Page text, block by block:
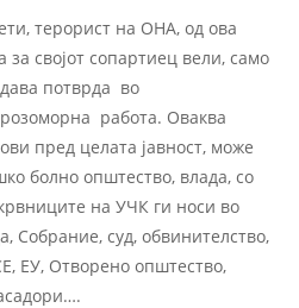
терорист на ОНА, од ова
својот сопартиец вели, само
потврда во
работа. Оваква
пред целата јавност, може
болно општество, влада, со
на УЧК ги носи во
Собрание, суд, обвинителство,
ЕУ, Отворено општество,